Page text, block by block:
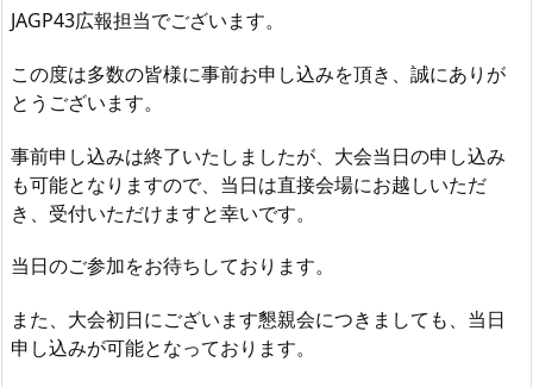
JAGP43広報担当でございます。
この度は多数の皆様に事前お申し込みを頂き、誠にありが
とうございます。
事前申し込みは終了いたしましたが、大会当日の申し込み
も可能となりますので、当日は直接会場にお越しいただ
き、受付いただけますと幸いです。
当日のご参加をお待ちしております。
また、大会初日にございます懇親会につきましても、当日
申し込みが可能となっております。